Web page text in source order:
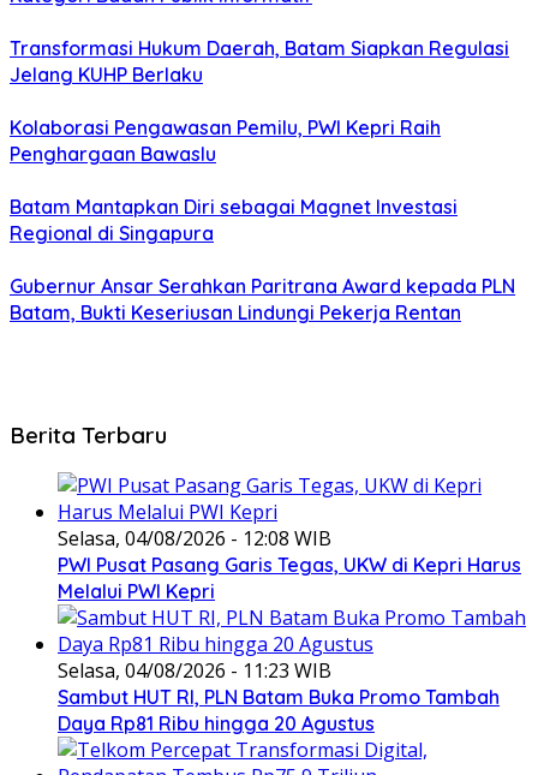
Transformasi Hukum Daerah, Batam Siapkan Regulasi
Jelang KUHP Berlaku
Kolaborasi Pengawasan Pemilu, PWI Kepri Raih
Penghargaan Bawaslu
Batam Mantapkan Diri sebagai Magnet Investasi
Regional di Singapura
Gubernur Ansar Serahkan Paritrana Award kepada PLN
Batam, Bukti Keseriusan Lindungi Pekerja Rentan
Berita Terbaru
Selasa, 04/08/2026 - 12:08 WIB
PWI Pusat Pasang Garis Tegas, UKW di Kepri Harus
Melalui PWI Kepri
Selasa, 04/08/2026 - 11:23 WIB
Sambut HUT RI, PLN Batam Buka Promo Tambah
Daya Rp81 Ribu hingga 20 Agustus